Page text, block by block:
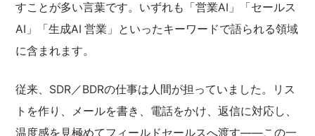
すことが多い言葉です。いずれも「営業AI」「セールス
AI」「生成AI 営業」といったキーワードで語られる領域
に含まれます。
従来、SDR／BDRの仕事は人間が担っていました。リス
トを作り、メールを書き、電話をかけ、返信に対応し、
温度感を見極めてフィールドセールスへ渡す——この一